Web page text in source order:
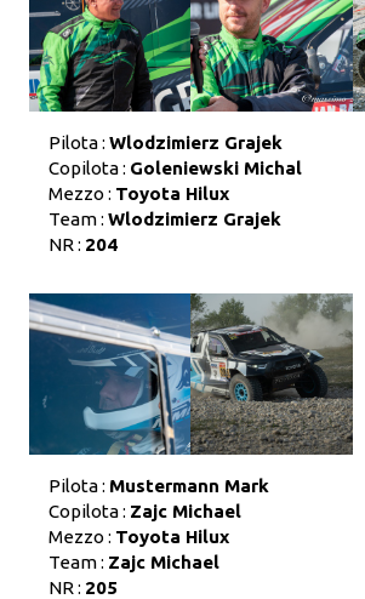
Pilota : Wlodzimierz Grajek
Copilota : Goleniewski Michal
Mezzo : Toyota Hilux
Team : Wlodzimierz Grajek
NR : 204
Pilota : Mustermann Mark
Copilota : Zajc Michael
Mezzo : Toyota Hilux
Team : Zajc Michael
NR : 205